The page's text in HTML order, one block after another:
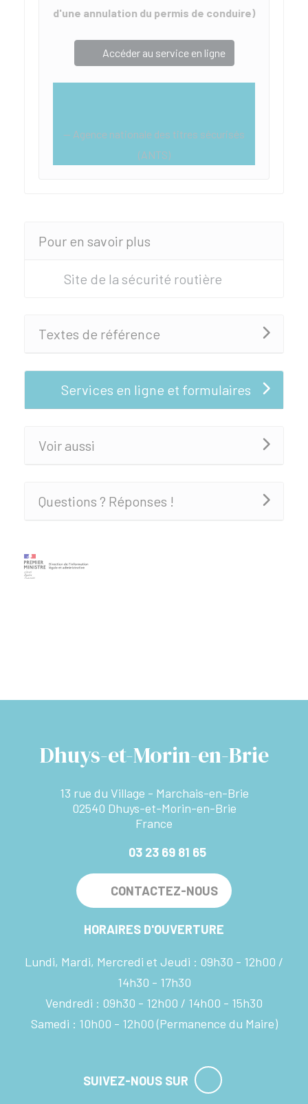
d'une annulation du permis de conduire)
Accéder au service en ligne
Agence nationale des titres sécurisés
(ANTS)
Pour en savoir plus
Site de la sécurité routière
Textes de référence
Services en ligne et formulaires
Voir aussi
Questions ? Réponses !
Dhuys-et-Morin-en-Brie
13 rue du Village - Marchais-en-Brie
02540 Dhuys-et-Morin-en-Brie
France
03 23 69 81 65
CONTACTEZ-NOUS
HORAIRES D'OUVERTURE
Lundi, Mardi, Mercredi et Jeudi : 09h30 - 12h00
14h30 - 17h30
Vendredi : 09h30 - 12h00
14h00 - 15h30
Samedi : 10h00 - 12h00 (Permanence du Maire)
SUIVEZ-NOUS SUR